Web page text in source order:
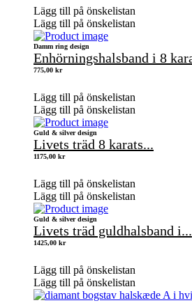
Lägg till på önskelistan
Lägg till på önskelistan
Damm ring design
Enhörningshalsband i 8
775,00 kr
Lägg till på önskelistan
Lägg till på önskelistan
Guld & silver design
Livets träd 8 karats...
1175,00 kr
Lägg till på önskelistan
Lägg till på önskelistan
Guld & silver design
Livets träd guldhalsband i...
1425,00 kr
Lägg till på önskelistan
Lägg till på önskelistan